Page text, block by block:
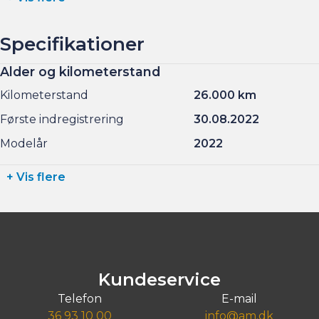
Specifikationer
Alder og kilometerstand
Kilometerstand
26.000 km
Første indregistrering
30.08.2022
Modelår
2022
+ Vis flere
Kundeservice
Telefon
36 93 10 00
E-mail
info@am.dk